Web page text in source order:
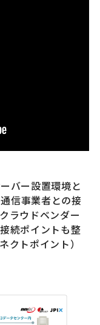
バー設置環境と
信事業者との接
ラウドベンダー
続ポイントも整
クトポイント）